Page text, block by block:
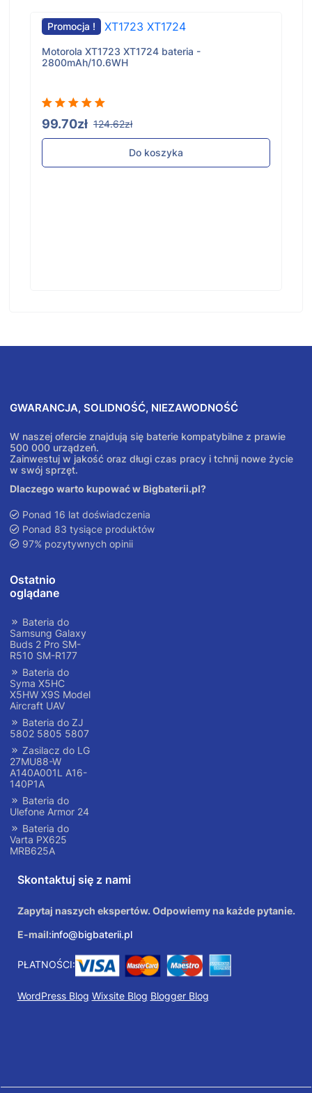
Promocja !
Motorola XT1723 XT1724 bateria -
2800mAh/10.6WH
99.70zł 124.62zł
Do koszyka
GWARANCJA, SOLIDNOŚĆ, NIEZAWODNOŚĆ
W naszej ofercie znajdują się baterie kompatybilne z prawie
500 000 urządzeń.
Zainwestuj w jakość oraz długi czas pracy i tchnij nowe życie
w swój sprzęt.
Dlaczego warto kupować w Bigbaterii.pl?
Ponad 16 lat doświadczenia
Ponad 83 tysiące produktów
97% pozytywnych opinii
Ostatnio
oglądane
Bateria do
Samsung Galaxy
Buds 2 Pro SM-
R510 SM-R177
Bateria do
Syma X5HC
X5HW X9S Model
Aircraft UAV
Bateria do ZJ
5802 5805 5807
Zasilacz do LG
27MU88-W
A140A001L A16-
140P1A
Bateria do
Ulefone Armor 24
Bateria do
Varta PX625
MRB625A
Skontaktuj się z nami
Zapytaj naszych ekspertów. Odpowiemy na każde pytanie.
E-mail:info@bigbaterii.pl
PŁATNOŚCI:
WordPress Blog Wixsite Blog Blogger Blog